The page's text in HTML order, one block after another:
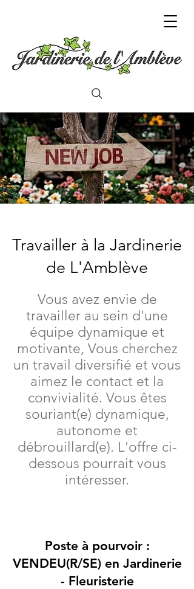
Travailler à la Jardinerie
de L'Amblève
Vous avez envie de
travailler au sein d'une
équipe dynamique et
motivante, Vous cherchez
un travail diversifié et vous
aimez le contact et la
convivialité. Vous êtes
souriant(e) dynamique,
autonome et
débrouillard(e). L'offre ci-
dessous pourrait vous
intéresser.
Poste à pourvoir :
VENDEU(R/SE) en Jardinerie
- Fleuristerie